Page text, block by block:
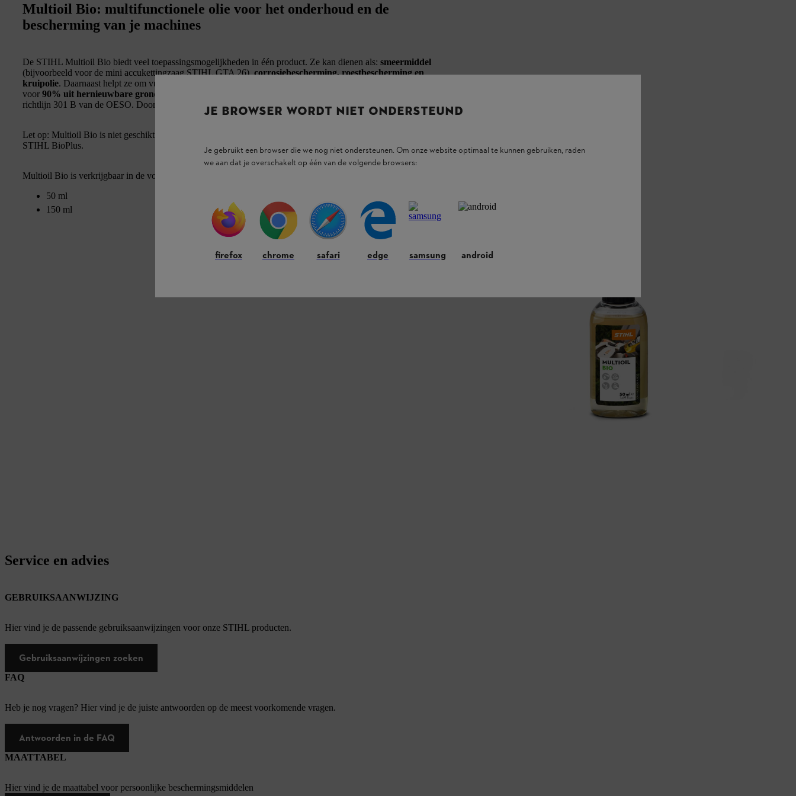
Multioil Bio: multifunctionele olie voor het onderhoud en de
bescherming van je machines
De STIHL Multioil Bio biedt veel toepassingsmogelijkheden in één product. Ze kan dienen als: smeermiddel
(bijvoorbeeld voor de mini accukettingzaag STIHL GTA 26),corrosiebescherming, roestbescherming en
kruipolie. Daarnaast helpt ze om vuil en hardnekkige resten los te maken. Deze multifunctionele olie bestaat
voor 90% uit hernieuwbare grondstoffen
richtlijn 301 B van de OESO. Door de natuurlijke oliebasis wordt de olie niet harsachtig.
Let op: Multioil Bio is niet geschikt als kettingolie voor je kettingzagen. Gebruik in plaats daarvan de kettingolie
STIHL BioPlus.
Multioil Bio is verkrijgbaar in de volgende hoeveelheden:
50 ml
150 ml
Service en advies
GEBRUIKSAANWIJZING
Hier vind je de passende gebruiksaanwijzingen voor onze STIHL producten.
Gebruiksaanwijzingen zoeken
FAQ
Heb je nog vragen? Hier vind je de juiste antwoorden op de meest voorkomende vragen.
Antwoorden in de FAQ
MAATTABEL
Hier vind je de maattabel voor persoonlijke beschermingsmiddelen
JE BROWSER WORDT NIET ONDERSTEUND
Je gebruikt een browser die we nog niet ondersteunen. Om onze website optimaal te kunnen gebruiken, raden
we aan dat je overschakelt op één van de volgende browsers:
firefox chrome safari edge samsung android